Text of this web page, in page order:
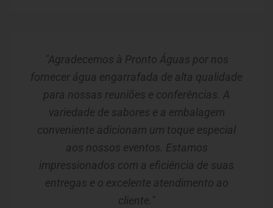
"Agradecemos à Pronto Águas por nos
fornecer água engarrafada de alta qualidade
para nossas reuniões e conferências. A
variedade de sabores e a embalagem
conveniente adicionam um toque especial
aos nossos eventos. Estamos
impressionados com a eficiência de suas
entregas e o excelente atendimento ao
cliente."